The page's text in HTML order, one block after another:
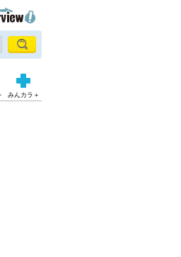
みんカラ＋